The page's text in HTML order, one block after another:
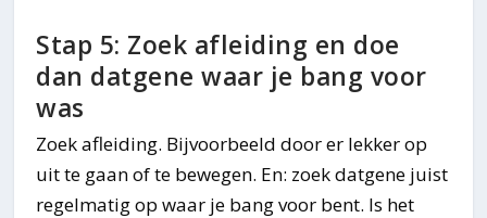
Stap 5: Zoek afleiding en doe
dan datgene waar je bang voor
was
Zoek afleiding. Bijvoorbeeld door er lekker op
uit te gaan of te bewegen. En: zoek datgene juist
regelmatig op waar je bang voor bent. Is het